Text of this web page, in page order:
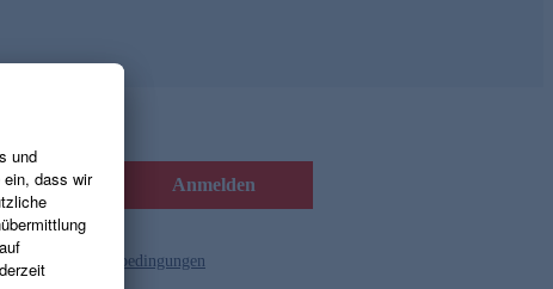
Anmelden
und die Gutscheinbedingungen